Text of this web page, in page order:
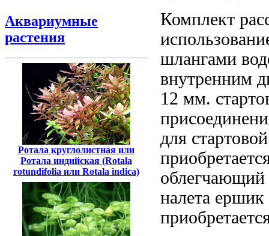
Аквариумные
растения
Ротала круглолистная или
Ротала индийская (Rotala
rotundifolia или Rotala indica)
Комплект
шлангами
внутренним
12 мм.
для
облегчающий
налета ершик